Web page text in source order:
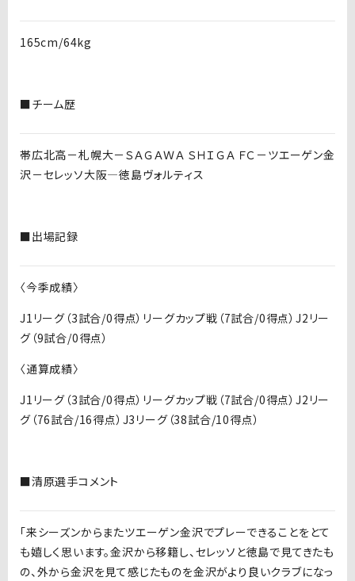
165cm/64kg
■チーム歴
帯広北高－札幌大－ＳＡＧＡＷＡ ＳＨＩＧＡ ＦＣ－ツエーゲン金
沢－セレッソ大阪—徳島ヴォルティス
■出場記録
〈今季成績〉
J1リーグ（3試合/0得点）リーグカップ戦（7試合/0得点）J2リー
グ（9試合/0得点）
〈通算成績〉
J1リーグ（3試合/0得点）リーグカップ戦（7試合/0得点）J2リー
グ（76試合/16得点）J3リーグ（38試合/10得点）
■清原選手コメント
「来シーズンからまたツエーゲン金沢でプレーできることをとて
も嬉しく思います。金沢から移籍し、セレッソと徳島で見てきたも
の、外から金沢を見て感じたものを金沢がより良いクラブになっ